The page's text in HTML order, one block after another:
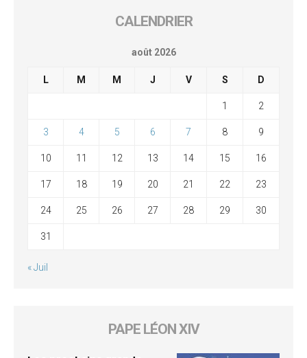
CALENDRIER
août 2026
L M M J V S D
1 2
3 4 5 6 7 8 9
10 11 12 13 14 15 16
17 18 19 20 21 22 23
24 25 26 27 28 29 30
31
« Juil
PAPE LÉON XIV